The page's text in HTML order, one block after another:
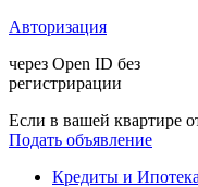
Авторизация
через Open ID без
регистрирации
Если в вашей квартире
Подать объявление
Кредиты и Ипотека